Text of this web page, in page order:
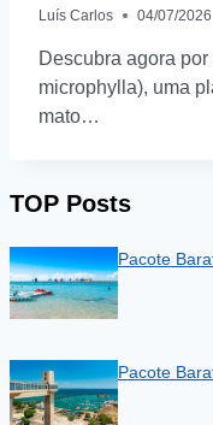
Luís Carlos 04/07/2026
Descubra agora
microphylla), uma
mato…
TOP Posts
Pacote
Pacote